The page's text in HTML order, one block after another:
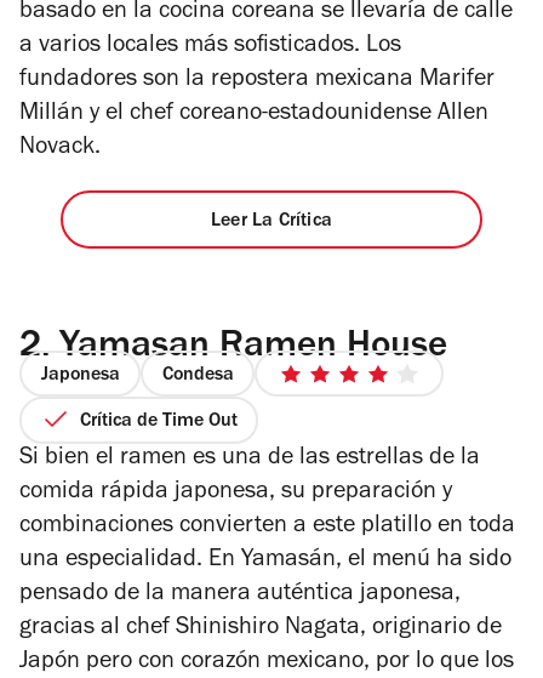
basado en la cocina coreana se llevaría de calle
a varios locales más sofisticados. Los
fundadores son la repostera mexicana Marifer
Millán y el chef coreano-estadounidense Allen
Novack.
Leer La Crítica
2. Yamasan Ramen House
Japonesa Condesa
4
Crítica de Time Out
Si bien el ramen es una de las estrellas de la
comida rápida japonesa, su preparación y
combinaciones convierten a este platillo en toda
una especialidad. En Yamasán, el menú ha sido
pensado de la manera auténtica japonesa,
gracias al chef Shinishiro Nagata, originario de
Japón pero con corazón mexicano, por lo que los